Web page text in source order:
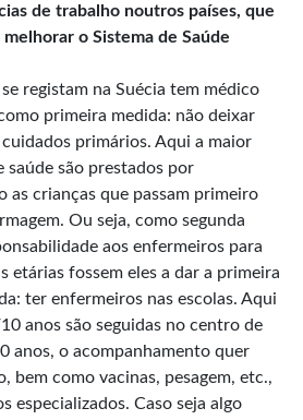
de trabalho noutros países, que
o Sistema de Saúde
se registam na Suécia tem médico
primeira medida: não deixar
primários. Aqui a maior
saúde são prestados por
as crianças que passam primeiro
Ou seja, como segunda
aos enfermeiros para
etárias fossem eles a dar a primeira
ter enfermeiros nas escolas. Aqui
anos são seguidas no centro de
anos, o acompanhamento quer
bem como vacinas, pesagem, etc.,
especializados. Caso seja algo